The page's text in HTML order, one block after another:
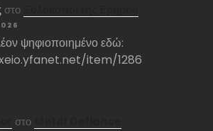
στο
ψηφιοποιημένο εδώ:
item/1286
στο